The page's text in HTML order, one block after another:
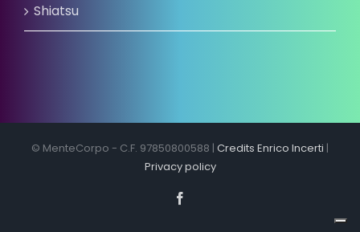
Shiatsu
© MenteCorpo - C.F. 97850800588 | Credits Enrico Incerti |
Privacy policy